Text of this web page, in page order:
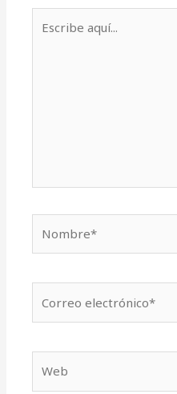
aquí...
electrónico*